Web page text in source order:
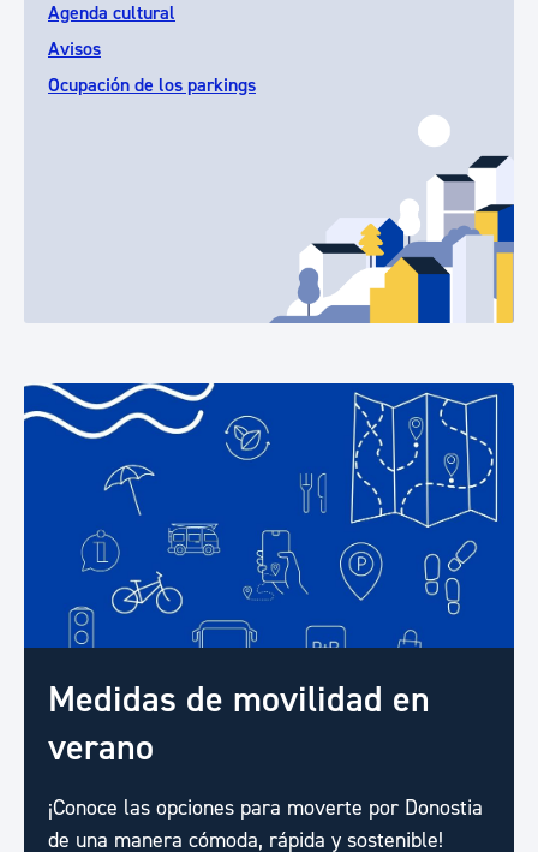
Agenda cultural
Avisos
Ocupación de los parkings
Medidas de movilidad en
verano
¡Conoce las opciones para moverte por Donostia
de una manera cómoda, rápida y sostenible!